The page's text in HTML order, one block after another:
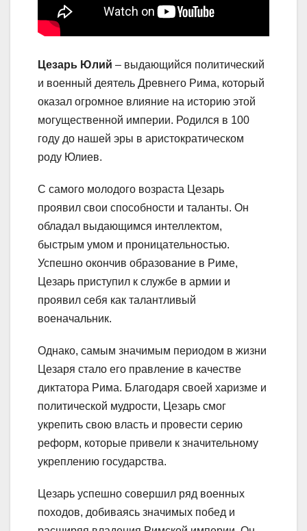
Цезарь Юлий – выдающийся политический
и военный деятель Древнего Рима, который
оказал огромное влияние на историю этой
могущественной империи. Родился в 100
году до нашей эры в аристократическом
роду Юлиев.
С самого молодого возраста Цезарь
проявил свои способности и таланты. Он
обладал выдающимся интеллектом,
быстрым умом и проницательностью.
Успешно окончив образование в Риме,
Цезарь приступил к службе в армии и
проявил себя как талантливый
военачальник.
Однако, самым значимым периодом в жизни
Цезаря стало его правление в качестве
диктатора Рима. Благодаря своей харизме и
политической мудрости, Цезарь смог
укрепить свою власть и провести серию
реформ, которые привели к значительному
укреплению государства.
Цезарь успешно совершил ряд военных
походов, добиваясь значимых побед и